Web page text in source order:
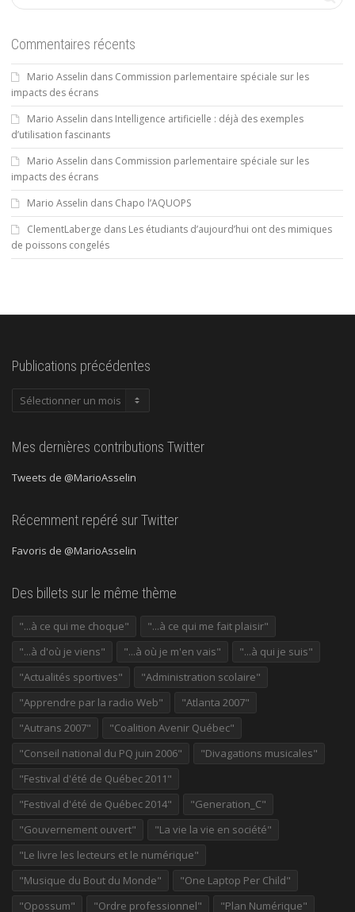
Commentaires récents
Mario Asselin dans Commission parlementaire spéciale sur les
impacts des écrans
Mario Asselin dans Intelligence artificielle : déjà des exemples
d’utilisation fascinants
Mario Asselin dans Commission parlementaire spéciale sur les
impacts des écrans
Mario Asselin dans Chapo l’AQUOPS
ClementLaberge dans Les étudiants d’aujourd’hui ont des mimiques
de poissons congelés
Publications précédentes
Publications
Mes dernières contributions Twitter
Tweets de @MarioAsselin
Récemment repéré sur Twitter
Favoris de @MarioAsselin
Des billets sur le même thème
"...à ce qui me choque"
"...à ce qui me fait plaisir"
"...à d'où je viens"
"...à où je m'en vais"
"...à qui je suis"
"Actualités sportives"
"Administration scolaire"
"Apprendre par la radio Web"
"Atlanta 2007"
"Autrans 2007"
"Coalition Avenir Québec"
"Conseil national du PQ juin 2006"
"Divagations musicales"
"Festival d'été de Québec 2011"
"Festival d'été de Québec 2014"
"Generation_C"
"Gouvernement ouvert"
"La vie la vie en société"
"Le livre les lecteurs et le numérique"
"Musique du Bout du Monde"
"One Laptop Per Child"
"Opossum"
"Ordre professionnel"
"Plan Numérique"